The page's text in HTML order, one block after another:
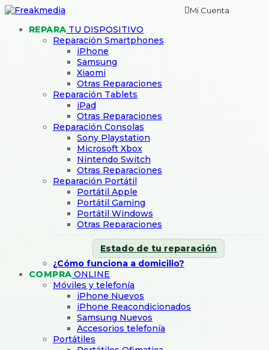
Mi Cuenta
REPARA TU DISPOSITIVO
Reparación Smartphones
iPhone
Samsung
Xiaomi
Otras Reparaciones
Reparación Tablets
iPad
Otras Reparaciones
Reparación Consolas
Sony Playstation
Microsoft Xbox
Nintendo Switch
Otras Reparaciones
Reparación Portátil
Portátil Apple
Portátil Gaming
Portátil Windows
Otras Reparaciones
Estado de tu reparación
¿Cómo funciona a domicilio?
COMPRA ONLINE
Móviles y telefonía
iPhone Nuevos
iPhone Reacondicionados
Samsung Nuevos
Accesorios telefonía
Portátiles